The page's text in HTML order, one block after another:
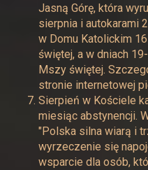
Jasną Górę, która
sierpnia i autokarami
w Domu Katolickim
świętej, a w dniach
Mszy świętej.
stronie internetowej
Sierpień w Kościele
miesiąc abstynencji.
"Polska silna wiarą i
wyrzeczenie się
wsparcie dla osób,